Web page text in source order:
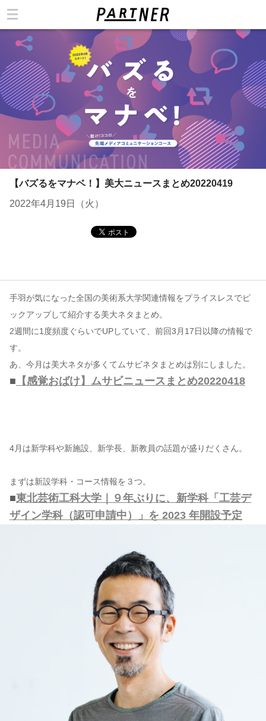
【バズるをマナベ！】美大ニュースまとめ20220419
2022年4月19日（火）
手羽が気になった全国の美術系大学関連情報をプライスレスでピ
ックアップして紹介する美大ネタまとめ。
2週間に1度頻度ぐらいでUPしていて、前回3月17日以降の情報で
す。
あ、今月は美大ネタが多くてムサビネタまとめは別にしました。
■ 【感覚おばけ】ムサビニュースまとめ20220418
4月は新学科や新施設、新学長、新教員の話題が盛りだくさん。
まずは新設学科・コース情報を３つ。
■東北芸術工科大学｜９年ぶりに、新学科「工芸デ
ザイン学科（認可申請中）」を 2023 年開設予定
カテゴリ
コンテンツ
このサイトについて
運営会社
お問い合わせ